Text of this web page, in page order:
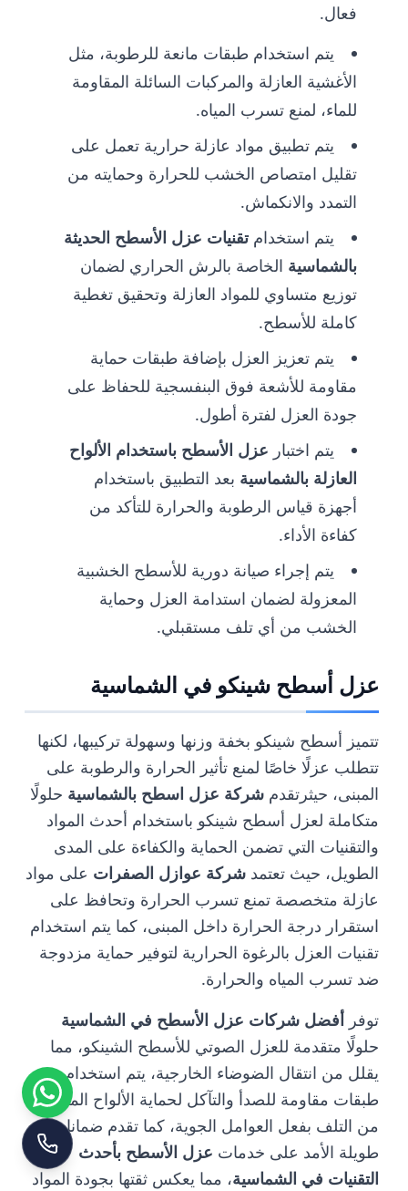
فعال.
يتم استخدام طبقات مانعة للرطوبة، مثل
الأغشية العازلة والمركبات السائلة المقاومة
للماء، لمنع تسرب المياه.
يتم تطبيق مواد عازلة حرارية تعمل على
تقليل امتصاص الخشب للحرارة وحمايته من
التمدد والانكماش.
يتم استخدام تقنيات عزل الأسطح الحديثة
بالشماسية الخاصة بالرش الحراري لضمان
توزيع متساوي للمواد العازلة وتحقيق تغطية
كاملة للأسطح.
يتم تعزيز العزل بإضافة طبقات حماية
مقاومة للأشعة فوق البنفسجية للحفاظ على
جودة العزل لفترة أطول.
يتم اختبار عزل الأسطح باستخدام الألواح
العازلة بالشماسية بعد التطبيق باستخدام
أجهزة قياس الرطوبة والحرارة للتأكد من
كفاءة الأداء.
يتم إجراء صيانة دورية للأسطح الخشبية
المعزولة لضمان استدامة العزل وحماية
الخشب من أي تلف مستقبلي.
عزل أسطح شينكو في الشماسية
تتميز أسطح شينكو بخفة وزنها وسهولة تركيبها، لكنها
تتطلب عزلًا خاصًا لمنع تأثير الحرارة والرطوبة على
المبنى، حيثرتقدم شركة عزل اسطح بالشماسية حلولًا
متكاملة لعزل أسطح شينكو باستخدام أحدث المواد
والتقنيات التي تضمن الحماية والكفاءة على المدى
الطويل، حيث تعتمد شركة عوازل الصفرات على مواد
عازلة متخصصة تمنع تسرب الحرارة وتحافظ على
استقرار درجة الحرارة داخل المبنى، كما يتم استخدام
تقنيات العزل بالرغوة الحرارية لتوفير حماية مزدوجة
ضد تسرب المياه والحرارة.
توفر أفضل شركات عزل الأسطح في الشماسية
حلولًا متقدمة للعزل الصوتي للأسطح الشينكو، مما
يقلل من انتقال الضوضاء الخارجية، يتم استخدام
طبقات مقاومة للصدأ والتآكل لحماية الألواح المعدنية
من التلف بفعل العوامل الجوية، كما تقدم ضمانات
طويلة الأمد على خدمات عزل الأسطح بأحدث
التقنيات في الشماسية، مما يعكس ثقتها بجودة المواد